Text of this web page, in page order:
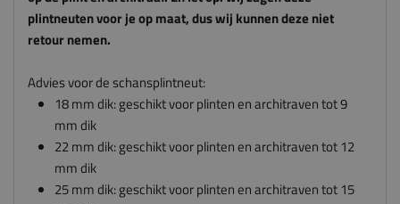
Advies voor de schansplintneut:
18 mm dik: geschikt voor plinten en architraven tot 9
22 mm dik: geschikt voor plinten en architraven tot 12
mm dik
25 mm dik: geschikt voor plinten en architraven tot 15
mm dik